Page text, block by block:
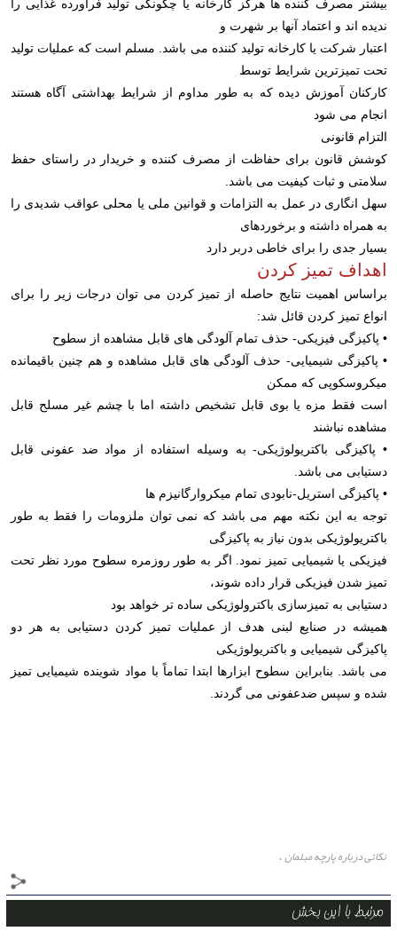
بیشتر مصرف کننده ها هرگز کارخانه یا چگونگی تولید فرآورده غذایی را
ندیده اند و اعتماد آنها بر شهرت و
اعتبار شرکت یا کارخانه تولید کننده می باشد. مسلم است که عملیات تولید
تحت تمیزترین شرایط توسط
کارکنان آموزش دیده که به طور مداوم از شرایط بهداشتی آگاه هستند
انجام می شود
التزام قانونی
کوشش قانون برای حفاظت از مصرف کننده و خریدار در راستای حفظ
سلامتی و ثبات کیفیت می باشد.
سهل انگاری در عمل به التزامات و قوانین ملی یا محلی عواقب شدیدی را
به همراه داشته و برخوردهای
بسیار جدی را برای خاطی دربر دارد
اهداف تمیز کردن
براساس اهمیت نتایج حاصله از تمیز کردن می توان درجات زیر را برای
انواع تمیز کردن قائل شد:
• پاکیزگی فیزیکی- حذف تمام آلودگی های قابل مشاهده از سطوح
• پاکیزگی شیمیایی- حذف آلودگی های قابل مشاهده و هم چنین باقیمانده
میکروسکوپی که ممکن
است فقط مزه یا بوی قابل تشخیص داشته اما با چشم غیر مسلح قابل
مشاهده نباشند
• پاکیزگی باکتریولوژیکی- به وسیله استفاده از مواد ضد عفونی قابل
دستیابی می باشد.
• پاکیزگی استریل-نابودی تمام میکروارگانیزم ها
توجه به این نکته مهم می باشد که نمی توان ملزومات را فقط به طور
باکتریولوژیکی بدون نیاز به پاکیزگی
فیزیکی یا شیمیایی تمیز نمود. اگر به طور روزمره سطوح مورد نظر تحت
تمیز شدن فیزیکی قرار داده شوند،
دستیابی به تمیزسازی باکترولوژیکی ساده تر خواهد بود
همیشه در صنایع لبنی هدف از عملیات تمیز کردن دستیابی به هر دو
پاکیزگی شیمیایی و باکتریولوژیکی
می باشد. بنابراین سطوح ابزارها ابتدا تماماً با مواد شوینده شیمیایی تمیز
شده و سپس ضدعفونی می گردند.
نکاتی درباره پارچه مبلمان،
مرتبط با این بخش